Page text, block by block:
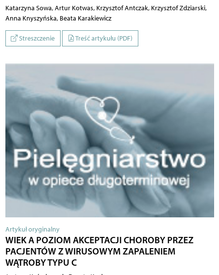
Katarzyna Sowa, Artur Kotwas, Krzysztof Antczak, Krzysztof Zdziarski,
Anna Knyszyńska, Beata Karakiewicz
Streszczenie Treść artykułu (PDF)
Artykuł oryginalny
WIEK A POZIOM AKCEPTACJI CHOROBY PRZEZ
PACJENTÓW Z WIRUSOWYM ZAPALENIEM
WĄTROBY TYPU C